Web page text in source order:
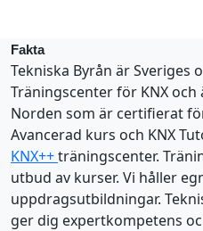
Fakta
Tekniska Byrån är Sveriges
Träningscenter för KNX och
Norden som är certifierat
Avancerad kurs och KNX
KNX++träningscenter.
utbud av kurser. Vi håller
uppdragsutbildningar.
ger dig expertkompetens